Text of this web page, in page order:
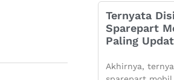
Ternyata
Sparepart
Paling
Akhirnya,